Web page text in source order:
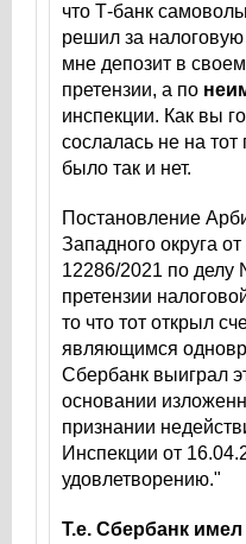
что Т-банк
решил за
мне депозит в
претензии, а по
инспекции. Как вы
сослалась не на тот
было так и нет.
Постановление
Западного округа
12286/2021 по делу
претензии
то что тот открыл
являющимся
Сбербанк выиграл
основании
признании
Инспекции от
удовлетворению."
Т.е. Сбербанк